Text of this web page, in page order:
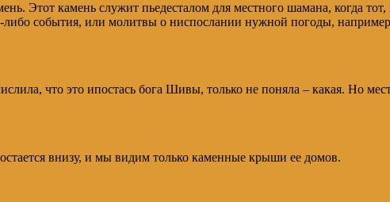
Этот камень служит пьедесталом для местного шамана, когда
либо события, или молитвы о ниспослании нужной погоды,
что это ипостась бога Шивы, только не поняла – какая. Но
внизу, и мы видим только каменные крыши ее домов.